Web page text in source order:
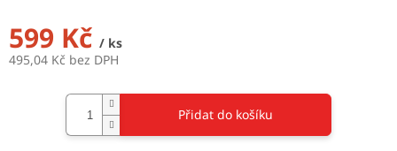
599 Kč / ks
495,04 Kč bez DPH
Přidat do košíku